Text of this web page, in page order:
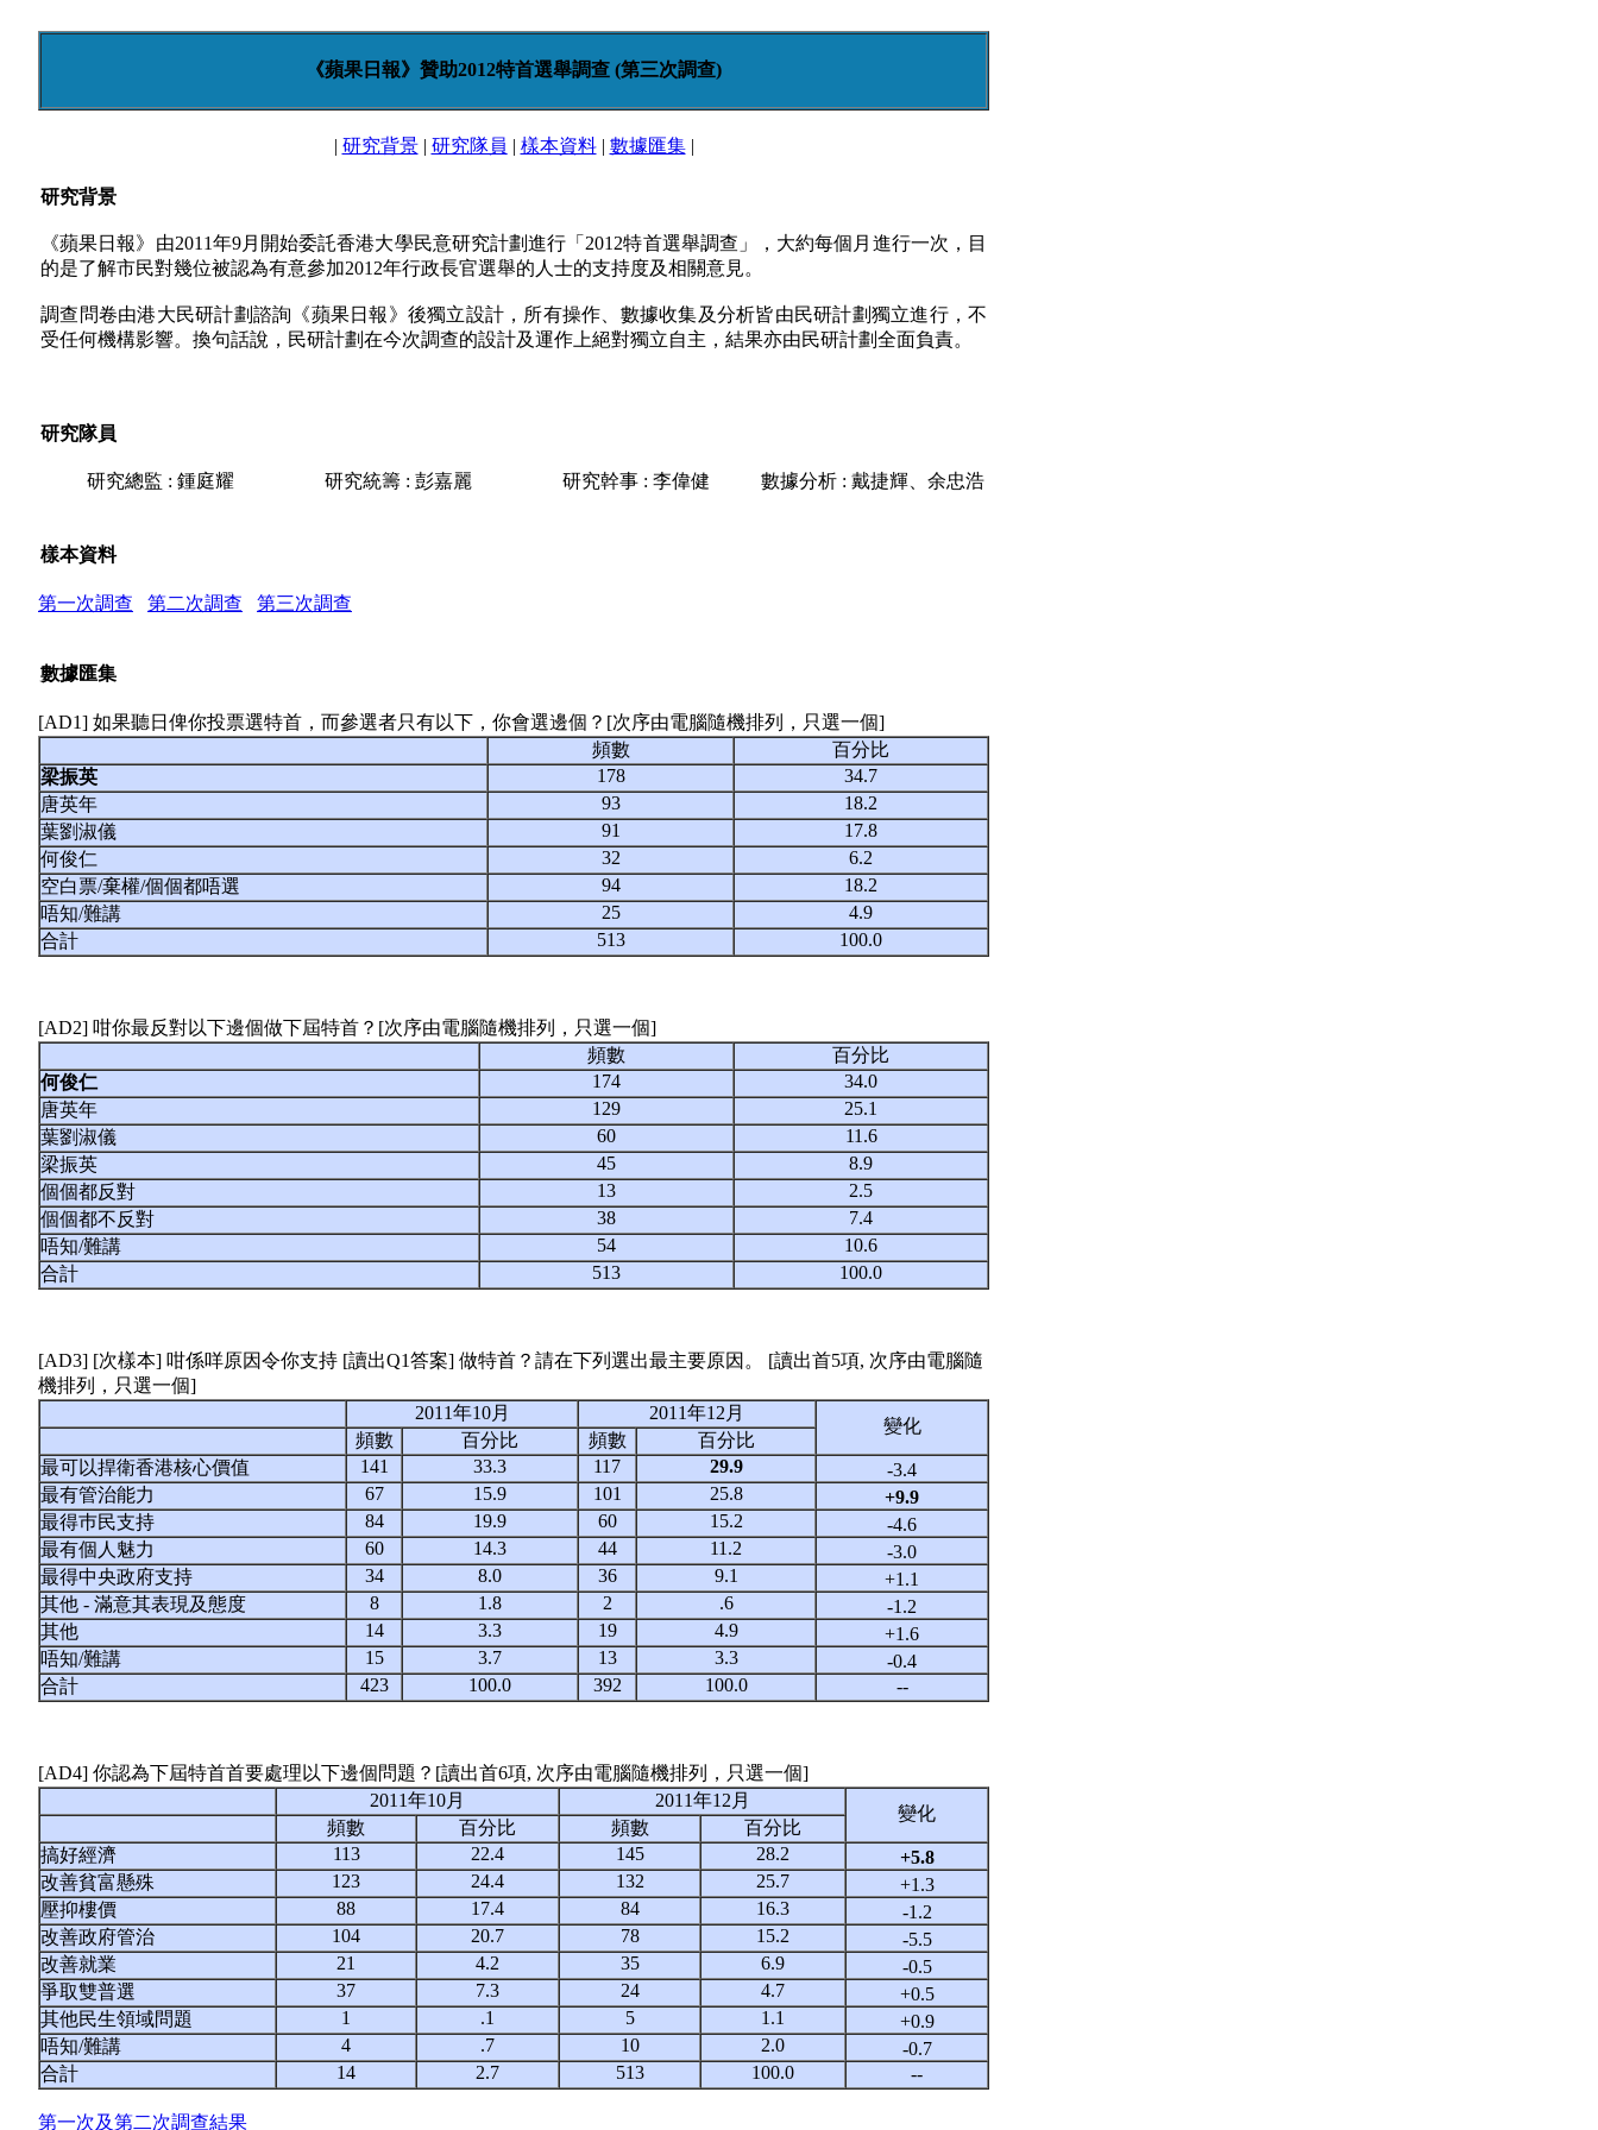
《蘋果日報》贊助2012特首選舉調查 (第三次調查)
| 研究背景| 研究隊員 | 樣本資料| 數據匯集|
研究背景
《蘋果日報》由2011年9月開始委託香港大學民意研究計劃進行「2012特首選舉調查」，大約每個月進行一次，目
的是了解市民對幾位被認為有意參加2012年行政長官選舉的人士的支持度及相關意見。
調查問卷由港大民研計劃諮詢《蘋果日報》後獨立設計，所有操作、數據收集及分析皆由民研計劃獨立進行，不
受任何機構影響。換句話說，民研計劃在今次調查的設計及運作上絕對獨立自主，結果亦由民研計劃全面負責。
研究隊員
研究總監 : 鍾庭耀 研究統籌 : 彭嘉麗 研究幹事 : 李偉健 數據分析 : 戴捷輝、余忠浩
樣本資料
第一次調查 第二次調查 第三次調查
數據匯集
[AD1] 如果聽日俾你投票選特首，而參選者只有以下，你會選邊個？[次序由電腦隨機排列，只選一個]
頻數
百分比
梁振英 178
34.7
唐英年
93
18.2
葉劉淑儀
91
17.8
何俊仁
32
6.2
空白票/棄權/個個都唔選
94
18.2
唔知/難講
25
4.9
合計
513 100.0
[AD2] 咁你最反對以下邊個做下屆特首？[次序由電腦隨機排列，只選一個]
頻數
百分比
何俊仁 174
34.0
唐英年
129
25.1
葉劉淑儀
60
11.6
梁振英
45
8.9
個個都反對
13
2.5
個個都不反對
38
7.4
唔知/難講
54
10.6
合計
513 100.0
[AD3] [次樣本] 咁係咩原因令你支持 [讀出Q1答案] 做特首？請在下列選出最主要原因。 [讀出首5項, 次序由電腦隨
機排列，只選一個]
2011年10月
2011年12月
變化
頻數 百分比 頻數
百分比
最可以捍衛香港核心價值
141 33.3 117 29.9
-3.4
最有管治能力
67 15.9 101 25.8
+9.9
最得巿民支持
84 19.9 60 15.2
-4.6
最有個人魅力
60 14.3 44 11.2
-3.0
最得中央政府支持
34 8.0 36 9.1
+1.1
其他 - 滿意其表現及態度
8 1.8 2 .6
-1.2
其他
14 3.3 19 4.9
+1.6
唔知/難講
15 3.7 13 3.3
-0.4
合計
423 100.0 392 100.0 --
[AD4] 你認為下屆特首首要處理以下邊個問題？[讀出首6項, 次序由電腦隨機排列，只選一個]
2011年10月
2011年12月
變化
頻數 百分比 頻數
百分比
搞好經濟
113 22.4 145 28.2
+5.8
改善貧富懸殊
123 24.4 132 25.7
+1.3
壓抑樓價
88 17.4 84 16.3
-1.2
改善政府管治
104 20.7 78 15.2
-5.5
改善就業
21 4.2 35 6.9
-0.5
爭取雙普選
37 7.3 24 4.7
+0.5
其他民生領域問題
1 .1 5 1.1
+0.9
唔知/難講
4 .7 10 2.0
-0.7
合計
14 2.7 513 100.0 --
第一次及第二次調查結果